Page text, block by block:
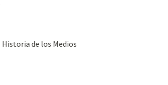
Historia de los Medios